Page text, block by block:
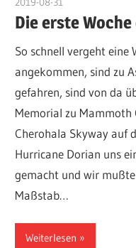
Die erste
So schnell vergeht eine
angekommen, sind zu
gefahren, sind von da
Memorial zu Mammoth
Cherohala Skyway auf
Hurricane Dorian uns
gemacht und wir
Maßstab…
Weiterlesen